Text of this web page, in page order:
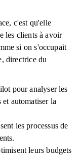
c'est qu'elle
les clients à avoir
si on s'occupait
directrice du
pour analyser les
automatiser la
les processus de
leurs budgets